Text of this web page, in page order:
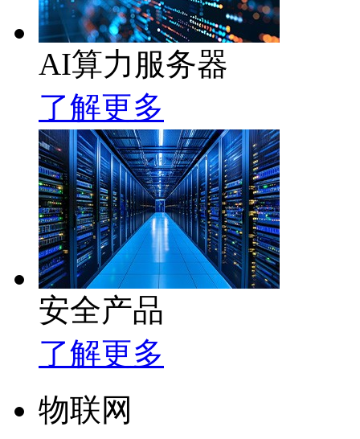
AI算力服务器
了解更多
安全产品
了解更多
物联网